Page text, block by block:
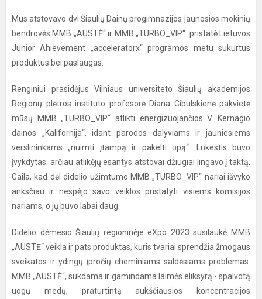
Mus atstovavo dvi Šiaulių Dainų progimnazijos jaunosios mokinių
bendrovės MMB „AUSTĖ“ ir MMB „TURBO_VIP“: pristatė Lietuvos
Junior Ahievement „acceleratorx“ programos metu sukurtus
produktus bei paslaugas.
Renginiui prasidėjus Vilniaus universiteto Šiaulių akademijos
Regionų plėtros instituto profesorė Diana Cibulskienė pakvietė
mūsų MMB „TURBO_VIP“ atlikti energizuojančios V. Kernagio
dainos „Kalifornija“, idant parodos dalyviams ir jauniesiems
verslininkams „nuimti įtampą ir pakelti ūpą“. Lūkestis buvo
įvykdytas: arčiau atlikėjų esantys atstovai džiugiai lingavo į taktą.
Gaila, kad dėl didelio užimtumo MMB „TURBO_VIP“ nariai išvyko
anksčiau ir nespėjo savo veiklos pristatyti visiems komisijos
nariams, o jų buvo labai daug.
Didelio dėmesio Šiaulių regioninėje eXpo 2023 susilaukė MMB
„AUSTĖ“ veikla ir pats produktas, kuris tvariai sprendžia žmogaus
sveikatos ir ydingų įpročių cheminiams saldėsiams problemas.
MMB „AUSTĖ“, sukdama ir gamindama laimės eliksyrą - spalvotą
uogų medų, praturtintą aukščiausios koncentracijos